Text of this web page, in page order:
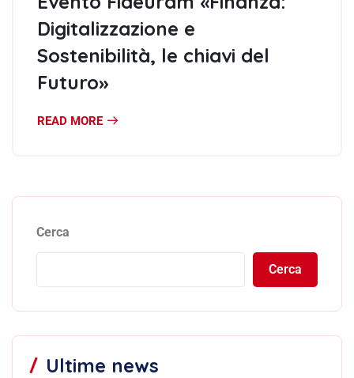
Digitalizzazione e
Sostenibilità, le chiavi del
Futuro»
READ MORE
Cerca
Cerca
Ultime news